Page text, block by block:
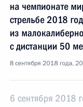
на чемпионате
стрельбе 2018
из
с дистанции 50
8 сентября 2018 года,
6 сентября 2018